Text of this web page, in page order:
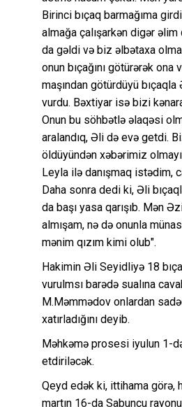
Birinci bıçaq barmağıma
almağa çalışarkən digər
da gəldi və biz əlbətaxa
onun bıçağını götürərək ona
maşından götürdüyü bıçaqla
vurdu. Bəxtiyar isə bizi
Onun bu söhbətlə əlaqəsi
aralandıq, Əli də evə getdi.
öldüyündən xəbərimiz
Leyla ilə danışmaq istədim,
Daha sonra dedi ki, Əli
da başı yasa qarışıb. Mən
almışam, nə də onunla
mənim qızım kimi olub".
Hakimin Əli Seyidliyə 18
vurulmsı barədə sualına
M.Məmmədov onlardan
xatırladığını deyib.
Məhkəmə prosesi iyulun 1-
etdiriləcək.
Qeyd edək ki, ittihama görə,
martın 16-da Sabunçu